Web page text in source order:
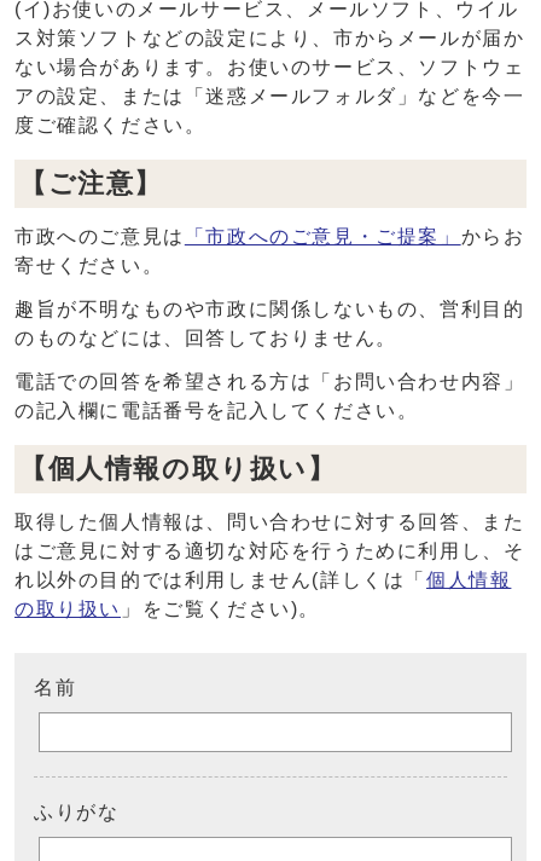
(イ)お使いのメールサービス、メールソフト、ウイル
ス対策ソフトなどの設定により、市からメールが届か
ない場合があります。お使いのサービス、ソフトウェ
アの設定、または「迷惑メールフォルダ」などを今一
度ご確認ください。
【ご注意】
市政へのご意見は 「市政へのご意見・ご提案」 からお
寄せください。
趣旨が不明なものや市政に関係しないもの、営利目的
のものなどには、回答しておりません。
電話での回答を希望される方は「お問い合わせ内容」
の記入欄に電話番号を記入してください。
【個人情報の取り扱い】
取得した個人情報は、問い合わせに対する回答、また
はご意見に対する適切な対応を行うために利用し、そ
れ以外の目的では利用しません(詳しくは「 個人情報
の取り扱い 」をご覧ください)。
名前
ふりがな